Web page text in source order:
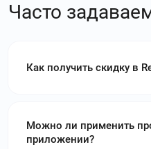
Часто
Как получить скидку в
Можно ли применить
приложении?